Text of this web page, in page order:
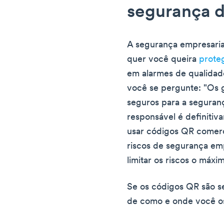
segurança
A segurança
quer você queira
em alarmes de
você se pergunte: "Os
seguros para a
responsável é
usar códigos QR
riscos de segurança
limitar os riscos o
Se os códigos QR são
de como e onde você